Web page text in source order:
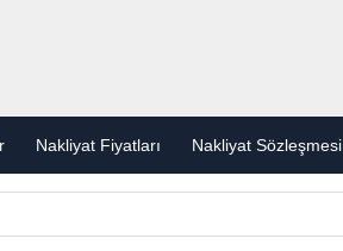
Nakliyat Fiyatları Nakliyat Sözleşmesi